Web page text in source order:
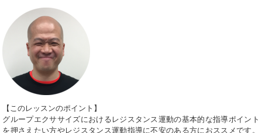
【このレッスンのポイント】
グループエクササイズにおけるレジスタンス運動の基本的な指導ポイント
を押さえたい方やレジスタンス運動指導に不安のある方におススメです。